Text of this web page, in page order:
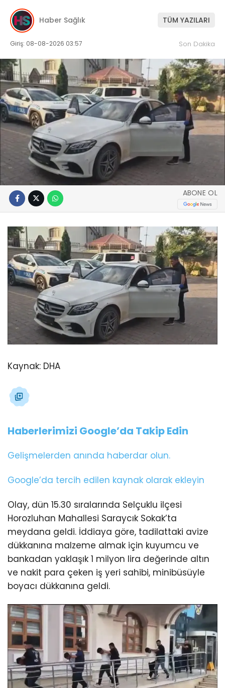
Haber Sağlık TÜM YAZILARI
Giriş: 08-08-2026 03:57 Son Dakika
ABONE OL
Kaynak: DHA
Haberlerimizi Google’da Takip Edin
Gelişmelerden anında haberdar olun.
Google’da tercih edilen kaynak olarak ekleyin
Olay, dün 15.30 sıralarında Selçuklu ilçesi
Horozluhan Mahallesi Saraycık Sokak’ta
meydana geldi. İddiaya göre, tadilattaki avize
dükkanına malzeme almak için kuyumcu ve
bankadan yaklaşık 1 milyon lira değerinde altın
ve nakit para çeken iş yeri sahibi, minibüsüyle
boyacı dükkanına geldi.